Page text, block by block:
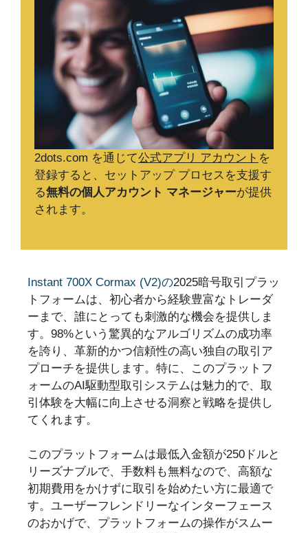
2dots.com を通じて公式アプリ アカウント を
登録すると、セットアップ プロセスを支援す
る無料の個人アカウント マネージャーが提供
されます。
Instant 700X Cormax (V2)の2025暗号取引プラッ
トフォームは、初心者から経験豊富なトレーダ
ーまで、誰にとっても刺激的な機会を提供しま
す。98%という驚異的なアルゴリズムの成功率
を誇り、革新的かつ信頼性の高い独自の取引ア
プローチを提供します。特に、このプラットフ
ォームのAI駆動型取引システムは魅力的で、取
引体験を大幅に向上させる洞察と戦略を提供し
てくれます。
このプラットフォームは最低入金額が250ドルと
リーズナブルで、手数料も無料なので、高額な
初期費用をかけずに取引を始めたい方に最適で
す。ユーザーフレンドリーなインターフェース
のおかげで、プラットフォームの操作がスムー